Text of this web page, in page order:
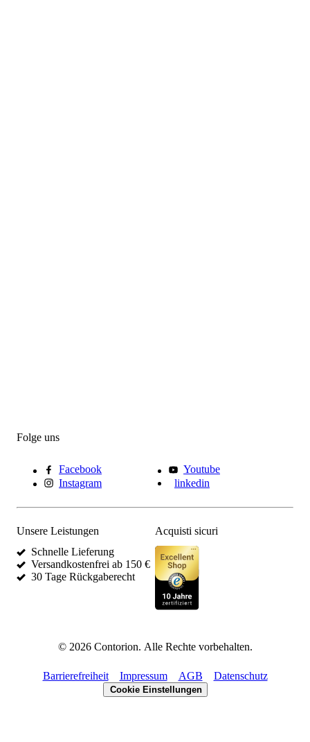
Folge uns
Facebook
Youtube
Instagram
linkedin
Unsere Leistungen
Schnelle Lieferung
Versandkostenfrei ab 150 €
30 Tage Rückgaberecht
Acquisti sicuri
© 2026Contorion. Alle Rechte vorbehalten.
Barrierefreiheit Impressum AGB Datenschutz
Cookie Einstellungen